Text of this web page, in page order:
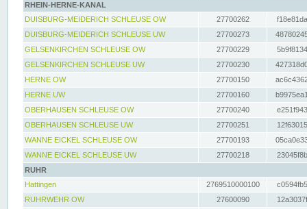
RHEIN-HERNE-KANAL
DUISBURG-MEIDERICH SCHLEUSE OW
27700262
DUISBURG-MEIDERICH SCHLEUSE UW
27700273
GELSENKIRCHEN SCHLEUSE OW
27700229
GELSENKIRCHEN SCHLEUSE UW
27700230
HERNE OW
27700150
HERNE UW
27700160
OBERHAUSEN SCHLEUSE OW
27700240
OBERHAUSEN SCHLEUSE UW
27700251
WANNE EICKEL SCHLEUSE OW
27700193
WANNE EICKEL SCHLEUSE UW
27700218
RUHR
Hattingen
2769510000100
RUHRWEHR OW
27600090